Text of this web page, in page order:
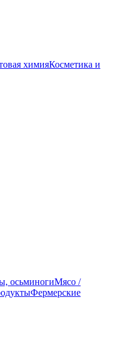
химияКосметика и
осьминогиМясо /
Фермерские